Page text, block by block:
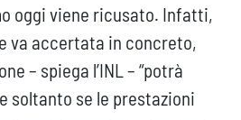
oggi viene ricusato. Infatti,
va accertata in concreto,
– spiega l’INL – “potrà
soltanto se le prestazioni